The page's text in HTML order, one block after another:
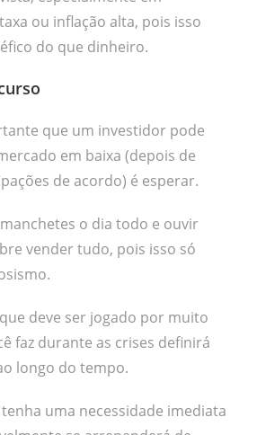
ou inflação alta, pois isso
do que dinheiro.
que um investidor pode
em baixa (depois de
de acordo) é esperar.
o dia todo e ouvir
vender tudo, pois isso só
deve ser jogado por muito
faz durante as crises definirá
longo do tempo.
uma necessidade imediata